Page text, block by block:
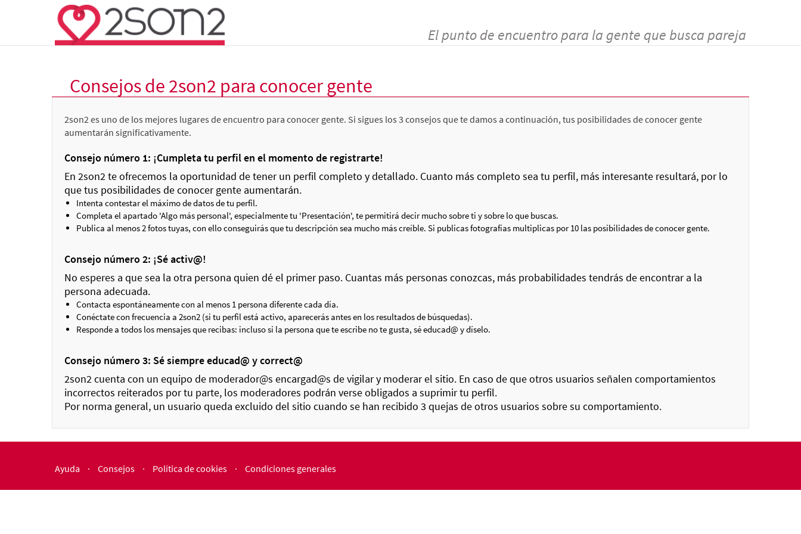
El punto de encuentro para la gente que busca pareja
Consejos de 2son2 para conocer gente
2son2 es uno de los mejores lugares de encuentro para conocer gente. Si sigues los 3 consejos que te damos a continuación, tus posibilidades de conocer gente
aumentarán significativamente.
Consejo número 1: ¡Cumpleta tu perfil en el momento de registrarte!
En 2son2 te ofrecemos la oportunidad de tener un perfil completo y detallado. Cuanto más completo sea tu perfil, más interesante resultará, por lo
que tus posibilidades de conocer gente aumentarán.
Intenta contestar el máximo de datos de tu perfil.
Completa el apartado 'Algo más personal', especialmente tu 'Presentación', te permitirá decir mucho sobre ti y sobre lo que buscas.
Publica al menos 2 fotos tuyas, con ello conseguirás que tu descripción sea mucho más creíble. Si publicas fotografías multiplicas por 10 las posibilidades de conocer gente.
Consejo número 2: ¡Sé activ@!
No esperes a que sea la otra persona quien dé el primer paso. Cuantas más personas conozcas, más probabilidades tendrás de encontrar a la
persona adecuada.
Contacta espontáneamente con al menos 1 persona diferente cada día.
Conéctate con frecuencia a 2son2 (si tu perfil está activo, aparecerás antes en los resultados de búsquedas).
Responde a todos los mensajes que recibas: incluso si la persona que te escribe no te gusta, sé educad@ y díselo.
Consejo número 3: Sé siempre educad@ y correct@
2son2 cuenta con un equipo de moderador@s encargad@s de vigilar y moderar el sitio. En caso de que otros usuarios señalen comportamientos
incorrectos reiterados por tu parte, los moderadores podrán verse obligados a suprimir tu perfil.
Por norma general, un usuario queda excluido del sitio cuando se han recibido 3 quejas de otros usuarios sobre su comportamiento.
Ayuda · Consejos · Política de cookies · Condiciones generales